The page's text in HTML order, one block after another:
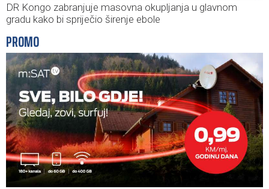
DR Kongo zabranjuje masovna okupljanja u glavnom
gradu kako bi spriječio širenje ebole
PROMO